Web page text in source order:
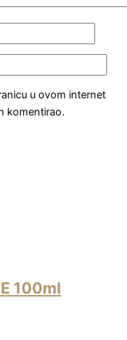
u ovom internet
komentirao.
100ml